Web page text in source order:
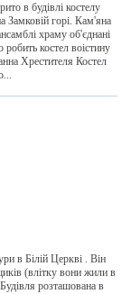
в будівлі костелу
Замковій горі. Кам'яна
храму об'єднані
робить костел воістину
Хрестителя Костел
в Білій Церкві . Він
(влітку вони жили в
розташована в